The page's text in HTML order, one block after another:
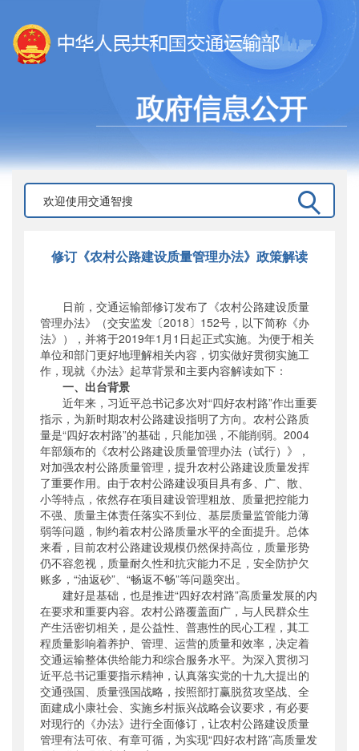
修订《农村公路建设质量管理办法》政策解读
日前，交通运输部修订发布了《农村公路建设质量
管理办法》（交安监发〔2018〕152号，以下简称《办
法》），并将于2019年1月1日起正式实施。为便于相关
单位和部门更好地理解相关内容，切实做好贯彻实施工
作，现就《办法》起草背景和主要内容解读如下：
一、出台背景
近年来，习近平总书记多次对“四好农村路”作出重要
指示，为新时期农村公路建设指明了方向。农村公路质
量是“四好农村路”的基础，只能加强，不能削弱。2004
年部颁布的《农村公路建设质量管理办法（试行）》，
对加强农村公路质量管理，提升农村公路建设质量发挥
了重要作用。由于农村公路建设项目具有多、广、散、
小等特点，依然存在项目建设管理粗放、质量把控能力
不强、质量主体责任落实不到位、基层质量监管能力薄
弱等问题，制约着农村公路质量水平的全面提升。总体
来看，目前农村公路建设规模仍然保持高位，质量形势
仍不容忽视，质量耐久性和抗灾能力不足，安全防护欠
账多，“油返砂”、“畅返不畅”等问题突出。
建好是基础，也是推进“四好农村路”高质量发展的内
在要求和重要内容。农村公路覆盖面广，与人民群众生
产生活密切相关，是公益性、普惠性的民心工程，其工
程质量影响着养护、管理、运营的质量和效率，决定着
交通运输整体供给能力和综合服务水平。为深入贯彻习
近平总书记重要指示精神，认真落实党的十九大提出的
交通强国、质量强国战略，按照部打赢脱贫攻坚战、全
面建成小康社会、实施乡村振兴战略会议要求，有必要
对现行的《办法》进行全面修订，让农村公路建设质量
管理有法可依、有章可循，为实现“四好农村路”高质量发